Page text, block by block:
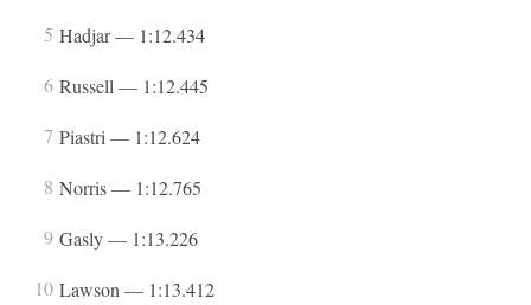
Hadjar — 1:12.434
Russell — 1:12.445
Piastri — 1:12.624
Norris — 1:12.765
Gasly — 1:13.226
Lawson — 1:13.412